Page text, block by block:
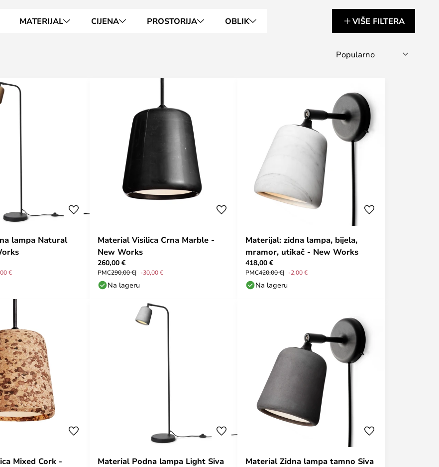
MATERIJAL CIJENA PROSTORIJA OBLIK VIŠE FILTERA
lampa Natural
€
Material Visilica Crna Marble -
New Works
260,00 €
PMC290,00 € -30,00 €
Na lageru
Materijal: zidna lampa, bijela,
mramor, utikač - New Works
418,00 €
PMC420,00 € -2,00 €
Na lageru
Mixed Cork -
Material Podna lampa Light Siva
Material Zidna lampa tamno Siva